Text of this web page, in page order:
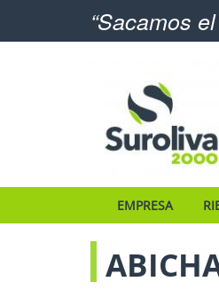
Sacamos
EMPRESA